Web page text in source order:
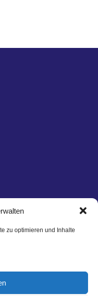
zu optimieren und Inhalte